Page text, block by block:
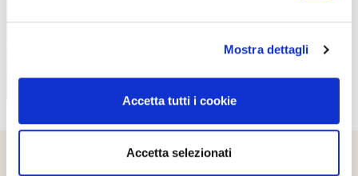
Mostra dettagli
Accetta tutti i cookie
Accetta selezionati